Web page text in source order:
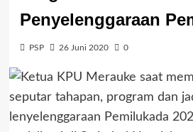
Penyelenggaraan
PSP 26 Juni 2020 0